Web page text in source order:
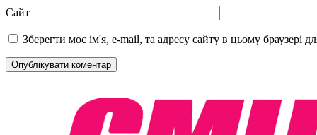
Сайт
Зберегти моє ім'я, e-mail, та адресу сайту в цьому браузері